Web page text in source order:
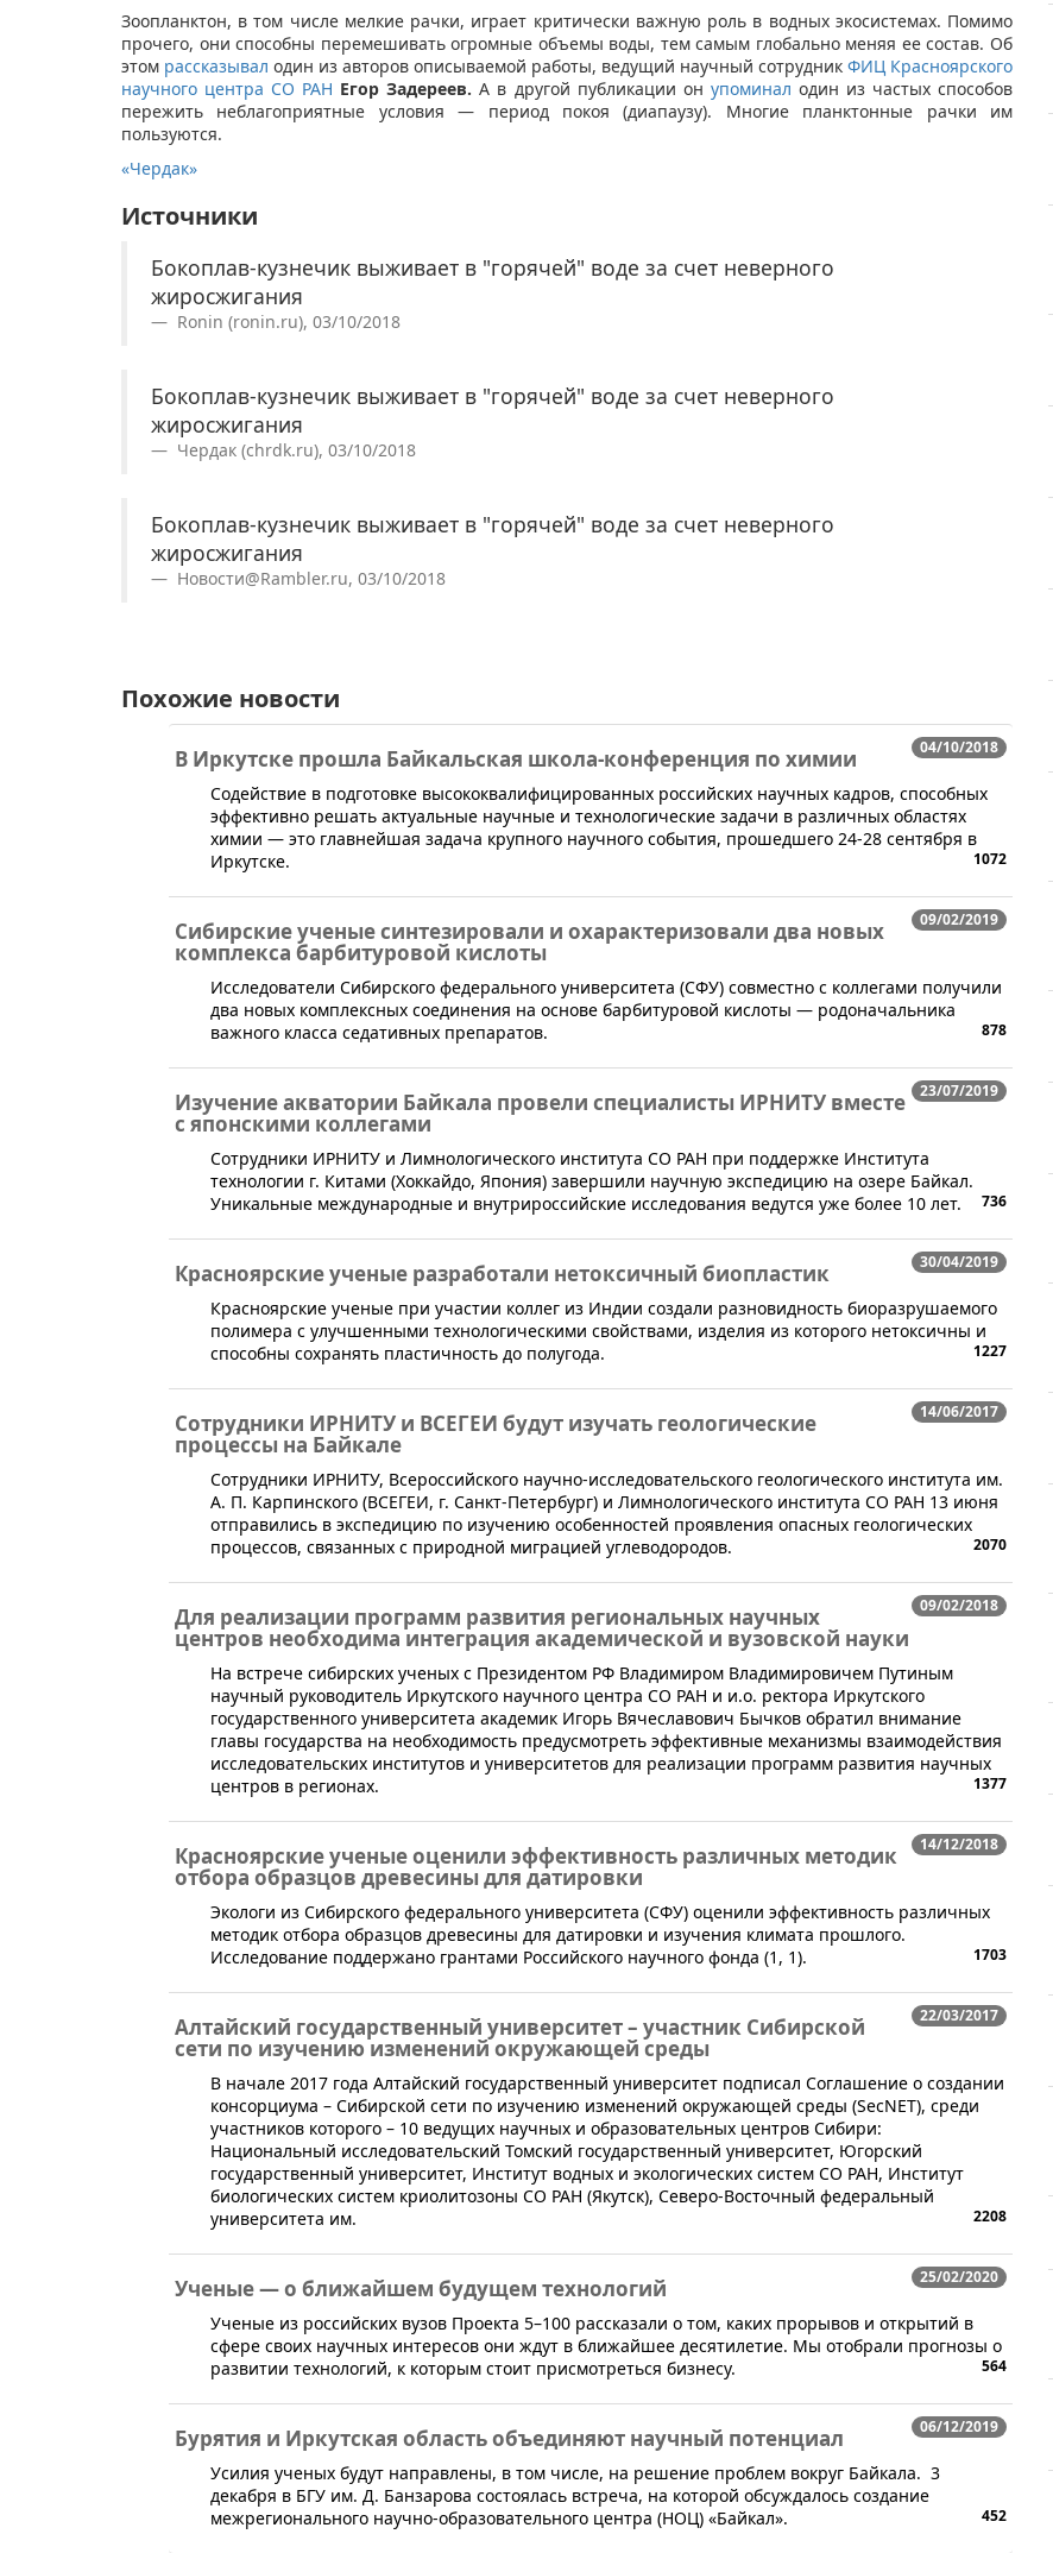
Зоопланктон, в том числе мелкие рачки, играет критически важную роль в водных экосистемах. Помимо
прочего, они способны перемешивать огромные объемы воды, тем самым глобально меняя ее состав. Об
этом рассказывал один из авторов описываемой работы, ведущий научный сотрудник ФИЦ Красноярского
научного центра СО РАН Егор Задереев. А в другой публикации он упоминал один из частых способов
пережить неблагоприятные условия — период покоя (диапаузу). Многие планктонные рачки им
пользуются.
«Чердак»
Источники
Бокоплав-кузнечик выживает в "горячей" воде за счет неверного
жиросжигания
Ronin (ronin.ru), 03/10/2018
Бокоплав-кузнечик выживает в "горячей" воде за счет неверного
жиросжигания
Чердак (chrdk.ru), 03/10/2018
Бокоплав-кузнечик выживает в "горячей" воде за счет неверного
жиросжигания
Новости@Rambler.ru, 03/10/2018
Похожие новости
04/10/2018
В Иркутске прошла Байкальская школа-конференция по химии
Содействие в подготовке высококвалифицированных российских научных кадров, способных
эффективно решать актуальные научные и технологические задачи в различных областях
химии — это главнейшая задача крупного научного события, прошедшего 24-28 сентября в
Иркутске.
1072
09/02/2019
Сибирские ученые синтезировали и охарактеризовали два новых
комплекса барбитуровой кислоты
​Исследователи Сибирского федерального университета (СФУ) совместно с коллегами получили
два новых комплексных соединения на основе барбитуровой кислоты — родоначальника
важного класса седативных препаратов.
878
23/07/2019
Изучение акватории Байкала провели специалисты ИРНИТУ вместе
с японскими коллегами
​Сотрудники ИРНИТУ и Лимнологического института СО РАН при поддержке Института
технологии г. Китами (Хоккайдо, Япония) завершили научную экспедицию на озере Байкал.
Уникальные международные и внутрироссийские исследования ведутся уже более 10 лет.
736
30/04/2019
Красноярские ученые разработали нетоксичный биопластик
​Красноярские ученые при участии коллег из Индии создали разновидность биоразрушаемого
полимера с улучшенными технологическими свойствами, изделия из которого нетоксичны и
способны сохранять пластичность до полугода.
1227
14/06/2017
Сотрудники ИРНИТУ и ВСЕГЕИ будут изучать геологические
процессы на Байкале
​Сотрудники ИРНИТУ, Всероссийского научно-исследовательского геологического института им.
А. П. Карпинского (ВСЕГЕИ, г. Санкт-Петербург) и Лимнологического института СО РАН 13 июня
отправились в экспедицию по изучению особенностей проявления опасных геологических
процессов, связанных с природной миграцией углеводородов.
2070
09/02/2018
Для реализации программ развития региональных научных
центров необходима интеграция академической и вузовской науки
На встрече сибирских ученых с Президентом РФ Владимиром Владимировичем Путиным
научный руководитель Иркутского научного центра СО РАН и и.о. ректора Иркутского
государственного университета академик Игорь Вячеславович Бычков обратил внимание
главы государства на необходимость предусмотреть эффективные механизмы взаимодействия
исследовательских институтов и университетов для реализации программ развития научных
центров в регионах.
1377
14/12/2018
Красноярские ученые оценили эффективность различных методик
отбора образцов древесины для датировки
​Экологи из Сибирского федерального университета (СФУ) оценили эффективность различных
методик отбора образцов древесины для датировки и изучения климата прошлого.
Исследование поддержано грантами Российского научного фонда (1, 1).
1703
22/03/2017
Алтайский государственный университет – участник Сибирской
сети по изучению изменений окружающей среды
В начале 2017 года Алтайский государственный университет подписал Соглашение о создании
консорциума – Сибирской сети по изучению изменений окружающей среды (SecNET), среди
участников которого – 10 ведущих научных и образовательных центров Сибири:
Национальный исследовательский Томский государственный университет, Югорский
государственный университет, Институт водных и экологических систем СО РАН, Институт
биологических систем криолитозоны СО РАН (Якутск), Северо-Восточный федеральный
университета им.
2208
25/02/2020
Ученые — о ближайшем будущем технологий
​Ученые из российских вузов Проекта 5–100 рассказали о том, каких прорывов и открытий в
сфере своих научных интересов они ждут в ближайшее десятилетие. Мы отобрали прогнозы о
развитии технологий, к которым стоит присмотреться бизнесу.
564
06/12/2019
Бурятия и Иркутская область объединяют научный потенциал
Усилия ученых будут направлены, в том числе, на решение проблем вокруг Байкала. ​3
декабря в БГУ им. Д. Банзарова состоялась встреча, на которой обсуждалось создание
межрегионального научно-образовательного центра (НОЦ) «Байкал».
452